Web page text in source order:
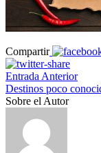
Compartir
Entrada Anterior
Destinos poco
Sobre el Autor